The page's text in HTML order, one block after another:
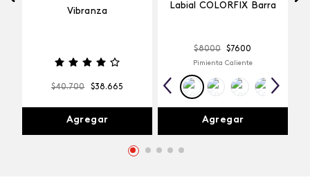
Vibranza
$40.700 $38.665
Agregar
Labial COLORFIX Barra
$8000 $7600
Pimienta Caliente
Agregar